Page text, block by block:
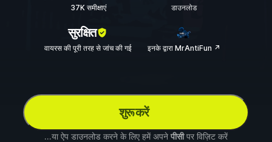
37K समीक्षाएं डाउनलोड
सुरक्षित
वायरस की पूरी तरह से जांच की गई इनके द्वारा MrAntiFun ↗
शुरू करें
...या ऐप डाउनलोड करने के लिए हमें अपने पीसीपर विज़िट करें